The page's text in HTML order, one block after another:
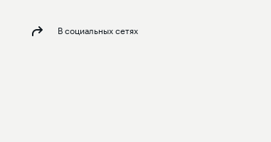
В социальных сетях